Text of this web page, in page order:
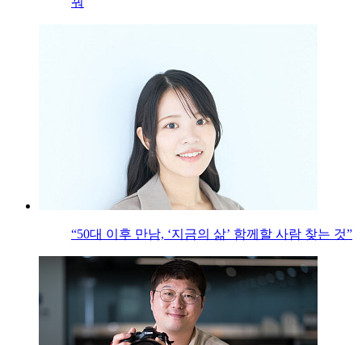
“50대 이후 만남, ‘지금의 삶’ 함께할 사람 찾는 것”